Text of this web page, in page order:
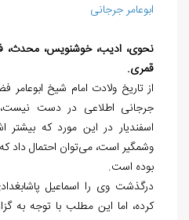
ابوعامر جرجانی
نحوی، ادیب، خوشنویس، محدث،
قمری.
از تاریخ ولادت امام شیخ ابوعامر
جرجانی اطلاعی در دست نیست،
اسفندیار در این مورد که
وشمگیر است، می
بوده است.
کرده، اما این مطلب با توجه به